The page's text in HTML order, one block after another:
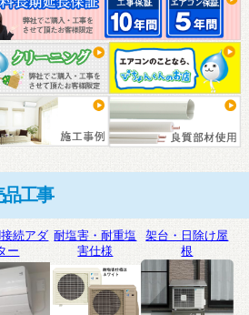
工事
続アダ
ー
耐塩害・耐重塩
害仕様
架台・日除け屋
根